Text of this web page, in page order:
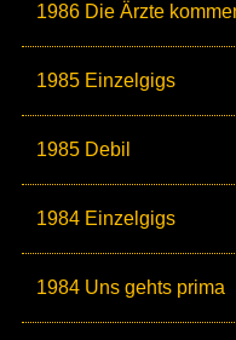
1986 Die Ärzte
1985 Einzelgigs
1985 Debil
1984 Einzelgigs
1984 Uns gehts prima